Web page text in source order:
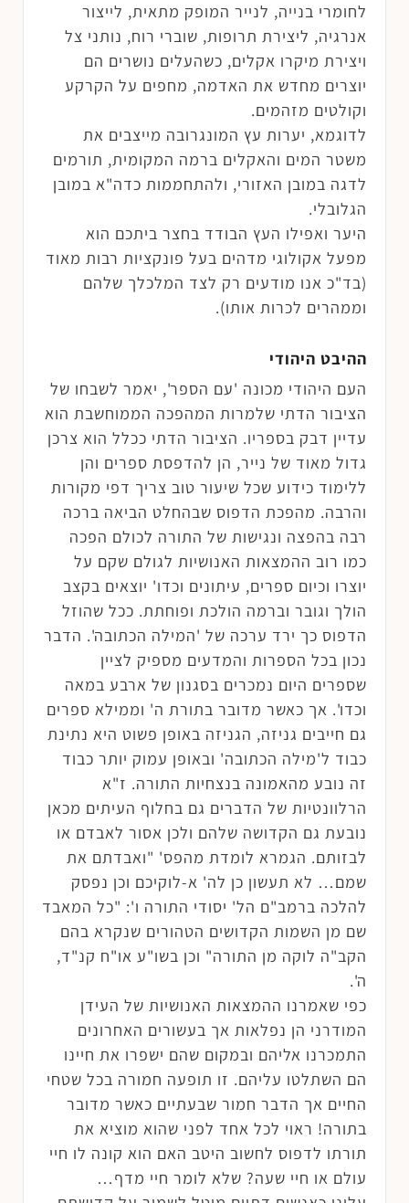
לחומרי בנייה, לנייר המופק מתאית, לייצור
אנרגיה, ליצירת תרופות, שוברי רוח, נותני צל
ויצירת מיקרו אקלים, כשהעלים נושרים הם
יוצרים מחדש את האדמה, מחפים על הקרקע
וקולטים מזהמים.
לדוגמא, יערות עץ המונגרובה מייצבים את
משטר המים והאקלים ברמה המקומית, תורמים
לדגה במובן האזורי, ולהתחממות כדה"א במובן
הגלובלי.
היער ואפילו העץ הבודד בחצר ביתכם הוא
מפעל אקולוגי מדהים בעל פונקציות רבות מאוד
(בד"כ אנו מודעים רק לצד המלכלך שלהם
וממהרים לכרות אותו).
ההיבט היהודי
העם היהודי מכונה 'עם הספר', יאמר לשבחו של
הציבור הדתי שלמרות המהפכה הממוחשבת הוא
עדיין דבק בספריו. הציבור הדתי ככלל הוא צרכן
גדול מאוד של נייר, הן להדפסת ספרים והן
ללימוד כידוע שכל שיעור טוב צריך דפי מקורות
והרבה. מהפכת הדפוס שבהחלט הביאה ברכה
רבה בהפצה ונגישות של התורה לכולם הפכה
כמו רוב ההמצאות האנושיות לגולם שקם על
יוצרו וכיום ספרים, עיתונים וכדו' יוצאים בקצב
הולך וגובר וברמה הולכת ופוחתת. ככל שהוזל
הדפוס כך ירד ערכה של 'המילה הכתובה'. הדבר
נכון בכל הספרות והמדעים מספיק לציין
שספרים היום נמכרים בסגנון של ארבע במאה
וכדו'. אך כאשר מדובר בתורת ה' וממילא ספרים
גם חייבים גניזה, הגניזה באופן פשוט היא נתינת
כבוד ל'מילה הכתובה' ובאופן עמוק יותר כבוד
זה נובע מהאמונה בנצחיות התורה. ז"א
הרלוונטיות של הדברים גם בחלוף העיתים מכאן
נובעת גם הקדושה שלהם ולכן אסור לאבדם או
לבזותם. הגמרא לומדת מהפס' "ואבדתם את
שמם… לא תעשון כן לה' א-לוקיכם וכן נפסק
להלכה ברמב"ם הל' יסודי התורה ו': "כל המאבד
שם מן השמות הקדושים הטהורים שנקרא בהם
הקב"ה לוקה מן התורה" וכן בשו"ע או"ח קנ"ד,
ה'.
כפי שאמרנו ההמצאות האנושיות של העידן
המודרני הן נפלאות אך בעשורים האחרונים
התמכרנו אליהם ובמקום שהם ישפרו את חיינו
הם השתלטו עליהם. זו תופעה חמורה בכל שטחי
החיים אך הדבר חמור שבעתיים כאשר מדובר
בתורה! ראוי לכל אחד לפני שהוא מוציא את
תורתו לדפוס לחשוב היטב האם הוא קונה לו חיי
עולם או חיי שעה? שלא לומר חיי מדף…